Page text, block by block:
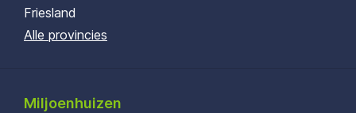
Friesland
Alle provincies
Miljoenhuizen